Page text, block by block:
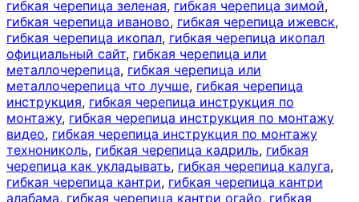
гибкая черепица зеленая, гибкая черепица зимой,
гибкая черепица иваново, гибкая черепица ижевск,
гибкая черепица икопал, гибкая черепица икопал
официальный сайт, гибкая черепица или
металлочерепица, гибкая черепица или
металлочерепица что лучше, гибкая черепица
инструкция, гибкая черепица инструкция по
монтажу, гибкая черепица инструкция по монтажу
видео, гибкая черепица инструкция по монтажу
технониколь, гибкая черепица кадриль, гибкая
черепица как укладывать, гибкая черепица калуга,
гибкая черепица кантри, гибкая черепица кантри
алабама, гибкая черепица кантри огайо, гибкая